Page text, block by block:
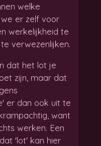
welke
er zelf voor
werkelijkheid te
verwezenlijken.
dat het lot je
zijn, maar dat
er dan ook uit te
want
werken. Een
'lot' kan hier